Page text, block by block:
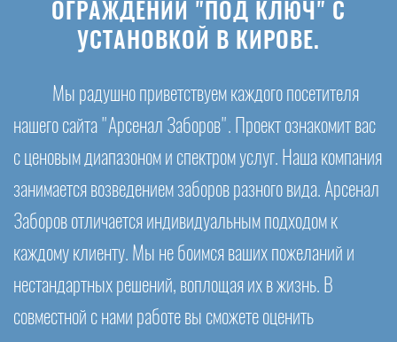
ОГРАЖДЕНИЙ "ПОД КЛЮЧ" С
УСТАНОВКОЙ В КИРОВЕ.
Мы радушно приветствуем каждого посетителя
нашего сайта "Арсенал Заборов". Проект ознакомит вас
с ценовым диапазоном и спектром услуг. Наша компания
занимается возведением заборов разного вида. Арсенал
Заборов отличается индивидуальным подходом к
каждому клиенту. Мы не боимся ваших пожеланий и
нестандартных решений, воплощая их в жизнь. В
совместной с нами работе вы сможете оценить